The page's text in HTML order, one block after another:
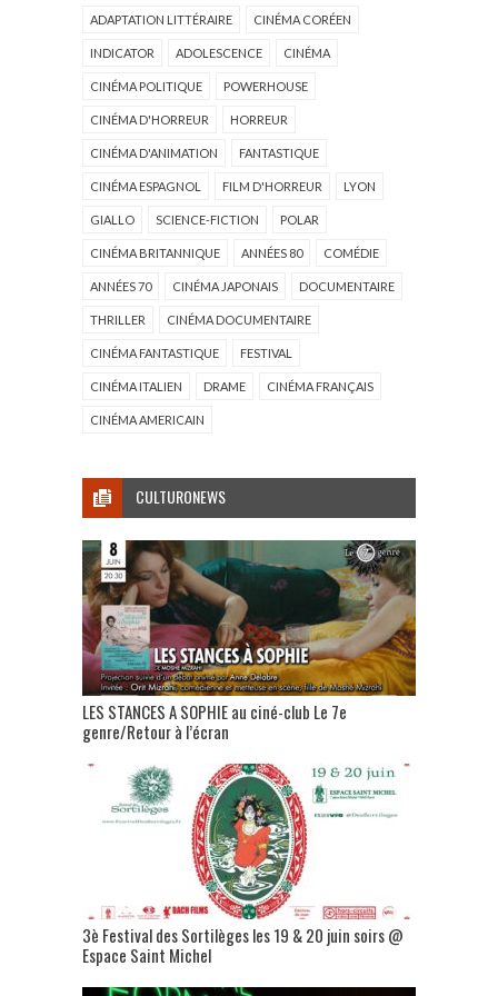
ADAPTATION LITTÉRAIRE CINÉMA CORÉEN
INDICATOR ADOLESCENCE CINÉMA
CINÉMA POLITIQUE POWERHOUSE
CINÉMA D'HORREUR HORREUR
CINÉMA D'ANIMATION FANTASTIQUE
CINÉMA ESPAGNOL FILM D'HORREUR LYON
GIALLO SCIENCE-FICTION POLAR
CINÉMA BRITANNIQUE ANNÉES 80 COMÉDIE
ANNÉES 70 CINÉMA JAPONAIS DOCUMENTAIRE
THRILLER CINÉMA DOCUMENTAIRE
CINÉMA FANTASTIQUE FESTIVAL
CINÉMA ITALIEN DRAME CINÉMA FRANÇAIS
CINÉMA AMERICAIN
CULTURONEWS
LES STANCES A SOPHIE au ciné-club Le 7e
genre/Retour à l’écran
3è Festival des Sortilèges les 19 & 20 juin soirs @
Espace Saint Michel